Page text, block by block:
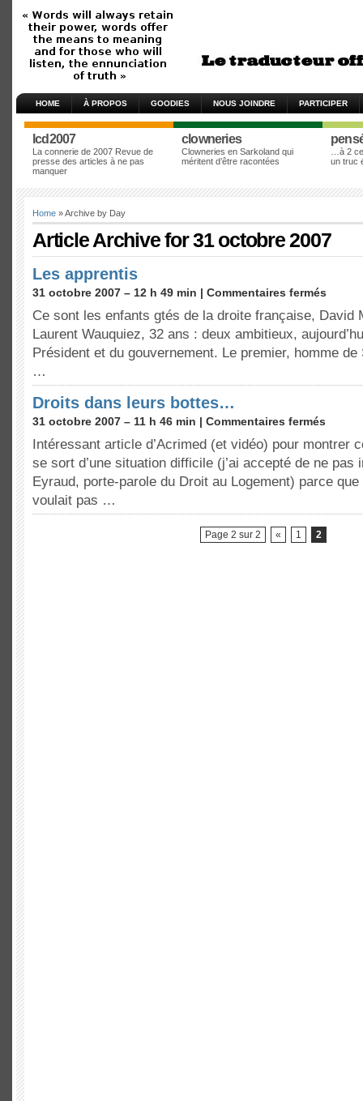
HOME À PROPOS GOODIES NOUS JOINDRE PARTICIPER
lcd2007
La connerie de 2007 Revue de
presse des articles à ne pas
manquer
clowneries
Clowneries en Sarkoland qui
méritent d’être racontées
…à 2
un truc
Home » Archive by Day
Article Archive for 31 octobre 2007
Les apprentis
31 octobre 2007 – 12 h 49 min | Commentaires fermés
Ce sont les enfants gtés de la droite française, David
Laurent Wauquiez, 32 ans : deux ambitieux,
Président et du gouvernement. Le premier, homme
…
Droits dans leurs bottes…
31 octobre 2007 – 11 h 46 min | Commentaires fermés
Intéressant article d’Acrimed (et vidéo) pour montrer
se sort d’une situation difficile (j’ai accepté de ne pas
Eyraud, porte-parole du Droit au Logement) parce
voulait pas …
Page 2 sur 2 « 1 2